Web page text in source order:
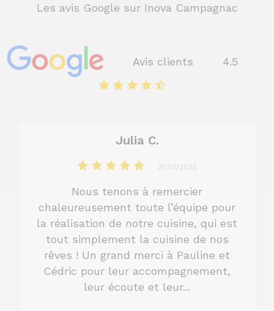
Les avis Google sur Inova Campagnac
Avis clients 4.5
Julia C.
31/07/2025
Nous tenons à remercier
chaleureusement toute l’équipe pour
la réalisation de notre cuisine, qui est
tout simplement la cuisine de nos
rêves ! Un grand merci à Pauline et
Cédric pour leur accompagnement,
leur écoute et leur...